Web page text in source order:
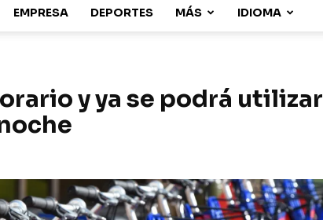
EMPRESA DEPORTES MÁS IDIOMA
y ya se podrá utilizar